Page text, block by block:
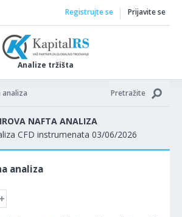
Analize tržišta
Registrujte se Prijavite se
analiza Pretražite
NAFTA ANALIZA
CFD instrumenata 03/06/2026
analiza